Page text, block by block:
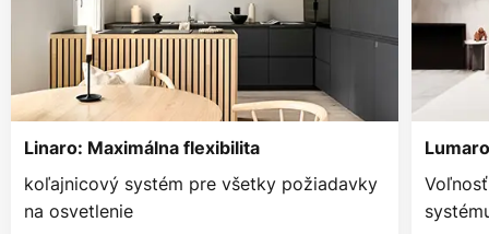
Linaro: Maximálna flexibilita
koľajnicový systém pre všetky požiadavky
na osvetlenie